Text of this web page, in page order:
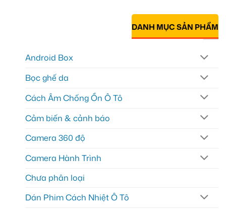
DANH MỤC SẢN PHẨM
Android Box
Bọc ghế da
Cách Âm Chống Ồn Ô Tô
Cảm biến & cảnh báo
Camera 360 độ
Camera Hành Trình
Chưa phân loại
Dán Phim Cách Nhiệt Ô Tô